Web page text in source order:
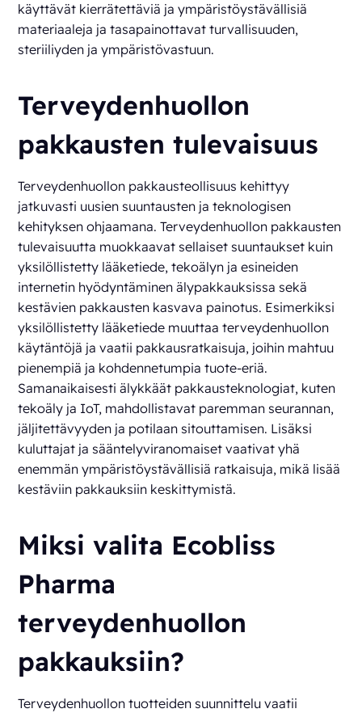
käyttävät kierrätettäviä ja ympäristöystävällisiä
materiaaleja ja tasapainottavat turvallisuuden,
steriiliyden ja ympäristövastuun.
Terveydenhuollon
pakkausten tulevaisuus
Terveydenhuollon pakkausteollisuus kehittyy
jatkuvasti uusien suuntausten ja teknologisen
kehityksen ohjaamana. Terveydenhuollon pakkausten
tulevaisuutta muokkaavat sellaiset suuntaukset kuin
yksilöllistetty lääketiede, tekoälyn ja esineiden
internetin hyödyntäminen älypakkauksissa sekä
kestävien pakkausten kasvava painotus. Esimerkiksi
yksilöllistetty lääketiede muuttaa terveydenhuollon
käytäntöjä ja vaatii pakkausratkaisuja, joihin mahtuu
pienempiä ja kohdennetumpia tuote-eriä.
Samanaikaisesti älykkäät pakkausteknologiat, kuten
tekoäly ja IoT, mahdollistavat paremman seurannan,
jäljitettävyyden ja potilaan sitouttamisen. Lisäksi
kuluttajat ja sääntelyviranomaiset vaativat yhä
enemmän ympäristöystävällisiä ratkaisuja, mikä lisää
kestäviin pakkauksiin keskittymistä.
Miksi valita Ecobliss
Pharma
terveydenhuollon
pakkauksiin?
Terveydenhuollon tuotteiden suunnittelu vaatii